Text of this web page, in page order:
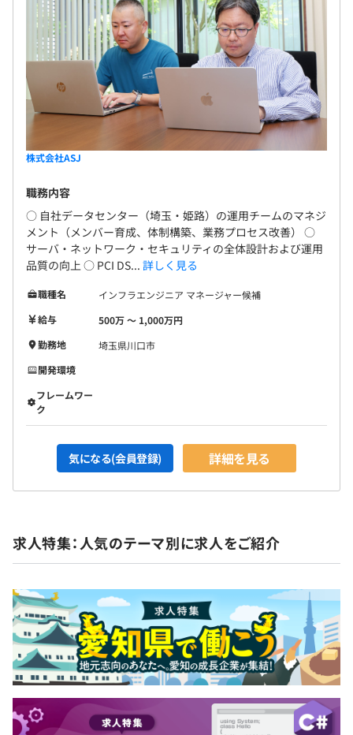
株式会社ASJ
職務内容
○ 自社データセンター（埼玉・姫路）の運用チームのマネジ
メント（メンバー育成、体制構築、業務プロセス改善） ○
サーバ・ネットワーク・セキュリティの全体設計および運用
品質の向上 ○ PCI DS... 詳しく見る
職種名
インフラエンジニア マネージャー候補
給与
500万 〜 1,000万円
勤務地
埼玉県川口市
開発環境
フレームワー
ク
気になる(会員登録) 詳細を見る
求人特集：人気のテーマ別に求人をご紹介